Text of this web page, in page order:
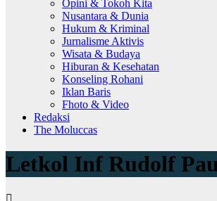
Opini & Tokoh Kita
Nusantara & Dunia
Hukum & Kriminal
Jurnalisme Aktivis
Wisata & Budaya
Hiburan & Kesehatan
Konseling Rohani
Iklan Baris
Fhoto & Video
Redaksi
The Moluccas
Letkol Inf Rudolf